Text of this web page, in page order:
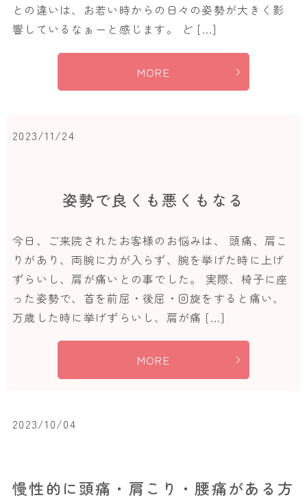
との違いは、お若い時からの日々の姿勢が大きく影
響しているなぁーと感じます。 ど […]
MORE
2023/11/24
姿勢で良くも悪くもなる
今日、ご来院されたお客様のお悩みは、 頭痛、肩こ
りがあり、両腕に力が入らず、腕を挙げた時に上げ
ずらいし、肩が痛いとの事でした。 実際、椅子に座
った姿勢で、首を前屈・後屈・回旋をすると痛い、
万歳した時に挙げずらいし、肩が痛 […]
MORE
2023/10/04
慢性的に頭痛・肩こり・腰痛がある方